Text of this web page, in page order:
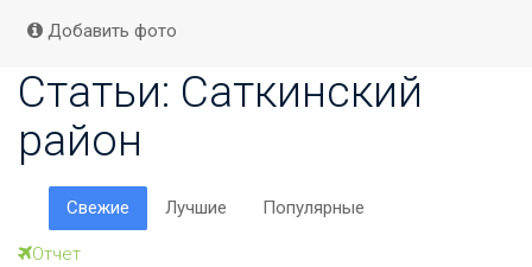
Добавить фото
Статьи: Саткинский
район
Свежие Лучшие Популярные
Отчет